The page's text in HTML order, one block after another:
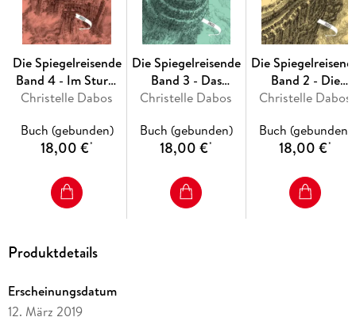
Inhaltsverzeichnis
Fragment
Die Verlobten
Der Archivar
Das Tagebuch
Der Bär
Die Küche
Die Medaille
Die Himmelsburg
Das Zimmer
Der Ausflug
Die Spiegelreisende
Band 4 - Im Sturm
der Echos
Christelle Dabos
Buch (gebunden)
18,00 €*
Die Spiegelreisende
Band 3 - Das
Gedächtnis von
Christelle Dabos
Buch (gebunden)
18,00 €*
Die
Band 2 - Die
Verschwundenen
Mondscheinpalast
Christelle Dabos
Buch (gebunden)
18,00 €*
Produktdetails
Erscheinungsdatum
12. März 2019